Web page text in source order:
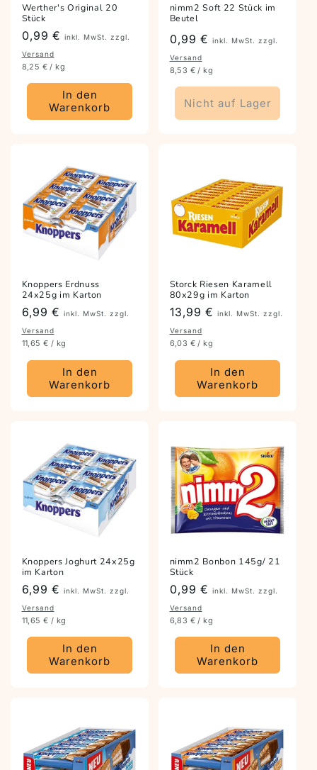
Werther's Original 20
Stück
Preis
0,99 € inkl. MwSt. zzgl.
Versand
8,25 € / kg
In den
Warenkorb
nimm2 Soft 22 Stück im
Beutel
Preis
0,99 € inkl. MwSt. zzgl.
Versand
8,53 € / kg
Nicht auf Lager
Knoppers Erdnuss
24x25g im Karton
Preis
6,99 € inkl. MwSt. zzgl.
Versand
11,65 € / kg
In den
Warenkorb
Storck Riesen Karamell
80x29g im Karton
Preis
13,99 € inkl. MwSt. zzgl.
Versand
6,03 € / kg
In den
Warenkorb
Knoppers Joghurt 24x25g
im Karton
Preis
6,99 € inkl. MwSt. zzgl.
Versand
11,65 € / kg
In den
Warenkorb
nimm2 Bonbon 145g/ 21
Stück
Preis
0,99 € inkl. MwSt. zzgl.
Versand
6,83 € / kg
In den
Warenkorb